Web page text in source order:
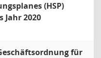
(HSP)
Jahr 2020
für